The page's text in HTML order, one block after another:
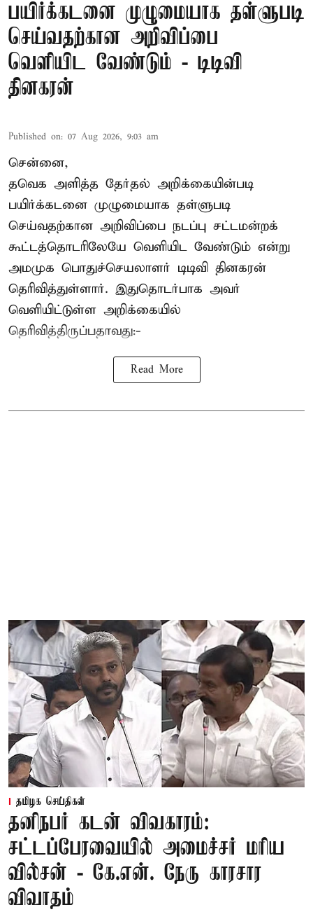
பயிர்க்கடனை முழுமையாக தள்ளுபடி
செய்வதற்கான அறிவிப்பை
வெளியிட வேண்டும் - டிடிவி
தினகரன்
Published on: 07 Aug 2026, 9:03 am
சென்னை,
தவெக அளித்த தேர்தல் அறிக்கையின்படி
பயிர்க்கடனை முழுமையாக தள்ளுபடி
செய்வதற்கான அறிவிப்பை நடப்பு சட்டமன்றக்
கூட்டத்தொடரிலேயே வெளியிட வேண்டும் என்று
அமமுக பொதுச்செயலாளர் டிடிவி தினகரன்
தெரிவித்துள்ளார். இதுதொடர்பாக அவர்
வெளியிட்டுள்ள அறிக்கையில்
தெரிவித்திருப்பதாவது:-
Read More
தமிழக செய்திகள்
தனிநபர் கடன் விவகாரம்:
சட்டப்பேரவையில் அமைச்சர் மரிய
வில்சன் - கே.என். நேரு காரசார
விவாதம்